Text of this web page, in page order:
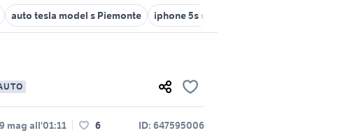
auto tesla model s Piemonte iphone 5s usato torino
mag all'01:11 6 ID: 647595006